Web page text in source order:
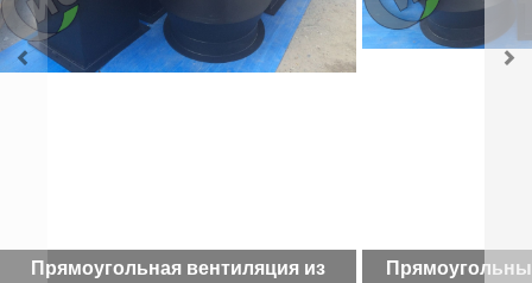
Прямоугольная вентиляция из